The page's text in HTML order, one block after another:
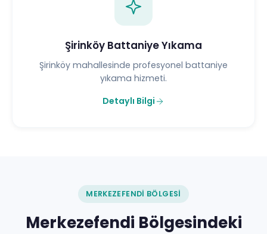
Şirinköy Battaniye Yıkama
Şirinköy mahallesinde profesyonel battaniye
yıkama hizmeti.
Detaylı Bilgi
MERKEZEFENDI BÖLGESI
Merkezefendi Bölgesindeki